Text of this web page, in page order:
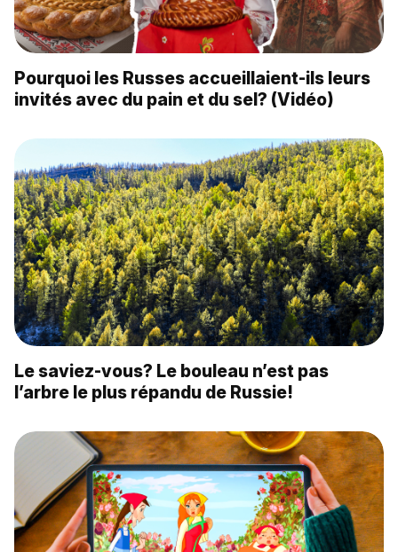
Pourquoi les Russes accueillaient-ils leurs
invités avec du pain et du sel? (Vidéo)
Le saviez-vous? Le bouleau n’est pas
l’arbre le plus répandu de Russie!